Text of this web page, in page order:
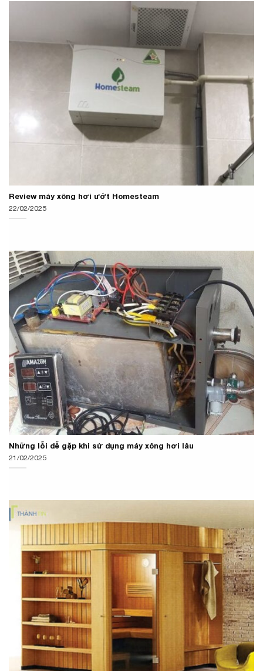
Review máy xông hơi ướt Homesteam
22/02/2025
Những lỗi dễ gặp khi sử dụng máy xông hơi lâu
21/02/2025